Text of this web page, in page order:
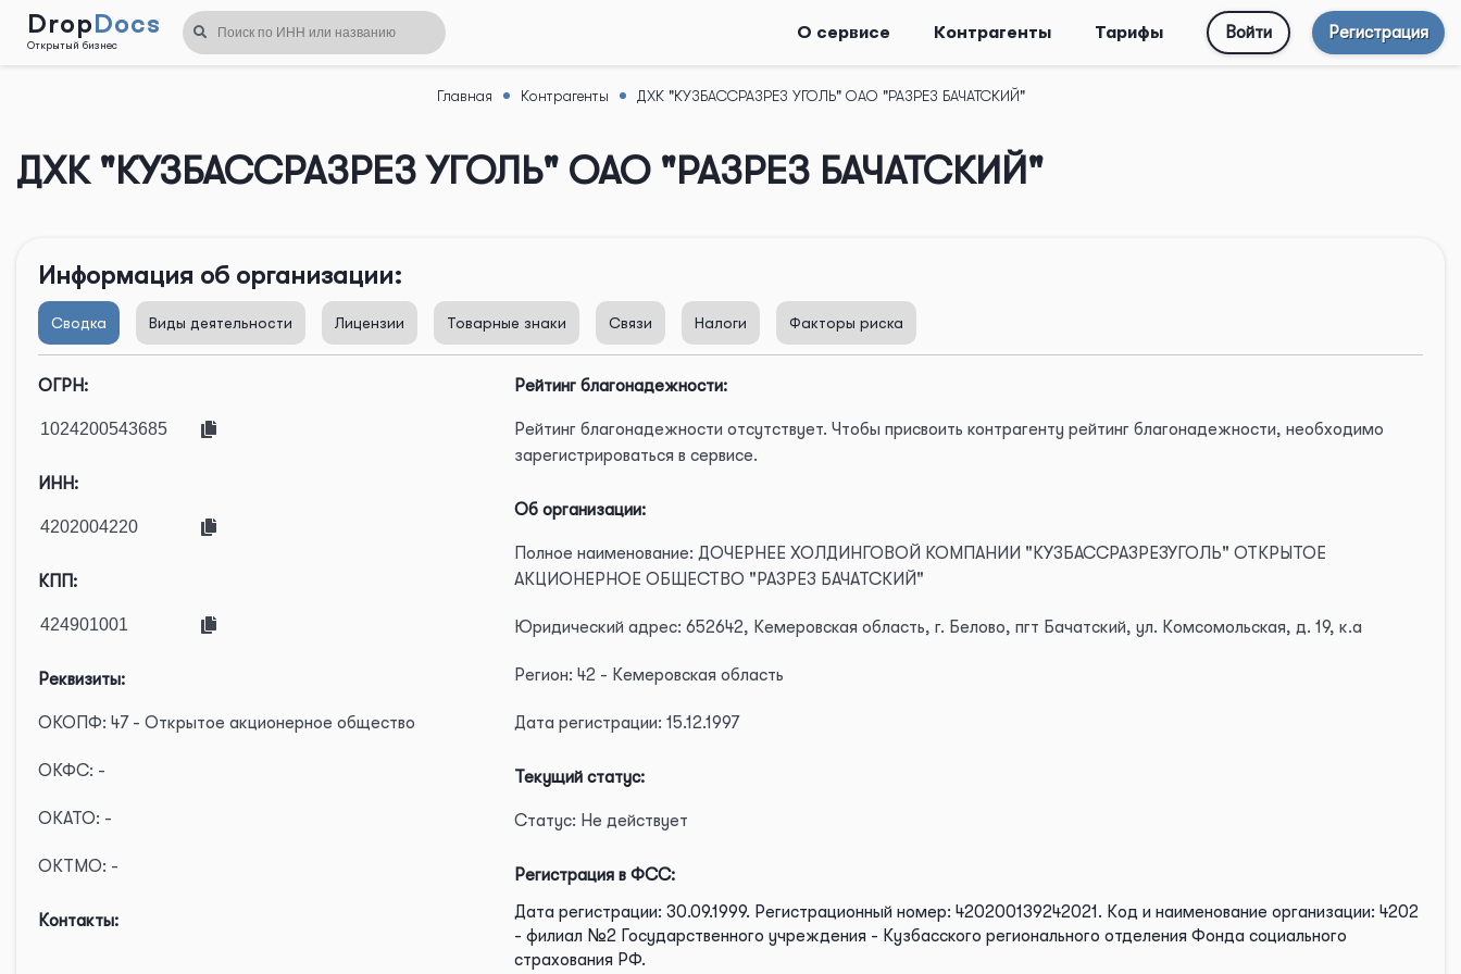
DropDocs
Открытый бизнес
О сервисе Контрагенты Тарифы Войти Регистрация
Главная Контрагенты ДХК "КУЗБАССРАЗРЕЗ УГОЛЬ" ОАО "РАЗРЕЗ БАЧАТСКИЙ"
ДХК "КУЗБАССРАЗРЕЗ УГОЛЬ" ОАО "РАЗРЕЗ БАЧАТСКИЙ"
Информация об организации:
Сводка Виды деятельности Лицензии Товарные знаки Связи Налоги Факторы риска
ОГРН:
ИНН:
КПП:
Реквизиты:
ОКОПФ: 47 - Открытое акционерное общество
ОКФС: -
ОКАТО: -
ОКТМО: -
Контакты:
Рейтинг благонадежности:
Рейтинг благонадежности отсутствует. Чтобы присвоить контрагенту рейтинг благонадежности, необходимо
зарегистрироваться в сервисе.
Об организации:
Полное наименование: ДОЧЕРНЕЕ ХОЛДИНГОВОЙ КОМПАНИИ "КУЗБАССРАЗРЕЗУГОЛЬ" ОТКРЫТОЕ
АКЦИОНЕРНОЕ ОБЩЕСТВО "РАЗРЕЗ БАЧАТСКИЙ"
Юридический адрес: 652642, Кемеровская область, г. Белово, пгт Бачатский, ул. Комсомольская, д. 19, к.а
Регион: 42 - Кемеровская область
Дата регистрации: 15.12.1997
Текущий статус:
Статус: Не действует
Регистрация в ФСС:
Дата регистрации: 30.09.1999. Регистрационный номер: 420200139242021. Код и наименование организации: 4202
- филиал №2 Государственного учреждения - Кузбасского регионального отделения Фонда социального
страхования РФ.